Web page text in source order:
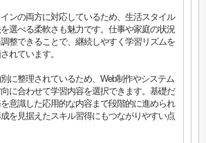
ンの両方に対応しているため、生活スタイル
選べる柔軟さも魅力です。仕事や家庭の状況
整できることで、継続しやすく学習リズムを
れています。
に整理されているため、Web制作やシステム
に合わせて学習内容を選択できます。基礎だ
意識した応用的な内容まで段階的に進められ
を見据えたスキル習得にもつながりやすい点